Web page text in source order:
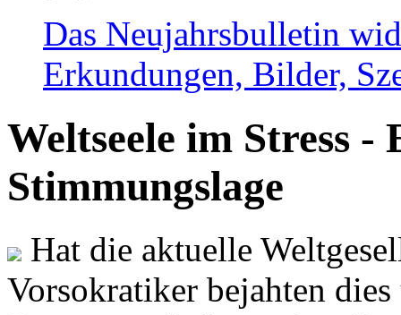
Das Neujahrsbulletin
Erkundungen, Bilder,
Weltseele im Stress -
Stimmungslage
Hat die aktuelle
Vorsokratiker bejahten